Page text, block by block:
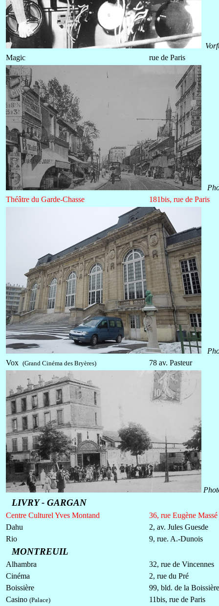
Magic
rue de Paris
Théâtre du Garde-Chasse
181bis, rue de Paris
Vox (Grand Cinéma des Bryères) 78 av. Pasteur
LIVRY - GARGAN
Centre Culturel Yves Montand
36, rue Eugène Massé
Dahu
2, av. Jules Guesde
Rio
9, rue. A.-Dunois
MONTREUIL
Alhambra
32, rue de Vincennes
Cinéma
2, rue du Pré
Boissière
99, bld. de la Boissière
Casino (Palace)
11bis, rue de Paris